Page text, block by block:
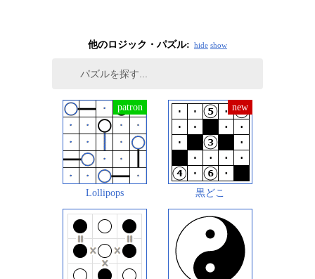
他のロジック・パズル: hide show
Lollipops 黒どこ